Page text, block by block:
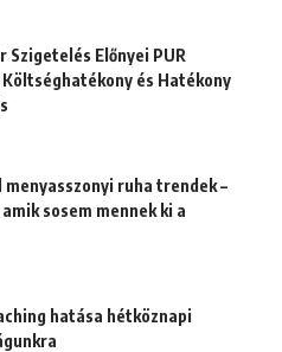
Szigetelés Előnyei PUR
Költséghatékony és Hatékony
menyasszonyi ruha trendek –
sosem mennek ki a
hatása hétköznapi